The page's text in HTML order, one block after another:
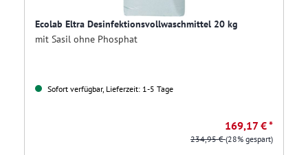
Ecolab Eltra Desinfektionsvollwaschmittel 20 kg
mit Sasil ohne Phosphat
Sofort verfügbar, Lieferzeit: 1-5 Tage
169,17 € *
234,95 €(28% gespart)